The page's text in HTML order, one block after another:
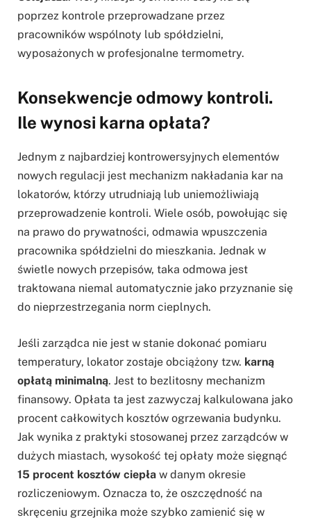
poprzez kontrole przeprowadzane przez
pracowników wspólnoty lub spółdzielni,
wyposażonych w profesjonalne termometry.
Konsekwencje odmowy kontroli.
Ile wynosi karna opłata?
Jednym z najbardziej kontrowersyjnych elementów
nowych regulacji jest mechanizm nakładania kar na
lokatorów, którzy utrudniają lub uniemożliwiają
przeprowadzenie kontroli. Wiele osób, powołując się
na prawo do prywatności, odmawia wpuszczenia
pracownika spółdzielni do mieszkania. Jednak w
świetle nowych przepisów, taka odmowa jest
traktowana niemal automatycznie jako przyznanie się
do nieprzestrzegania norm cieplnych.
Jeśli zarządca nie jest w stanie dokonać pomiaru
temperatury, lokator zostaje obciążony tzw. karną
opłatą minimalną. Jest to bezlitosny mechanizm
finansowy. Opłata ta jest zazwyczaj kalkulowana jako
procent całkowitych kosztów ogrzewania budynku.
Jak wynika z praktyki stosowanej przez zarządców w
dużych miastach, wysokość tej opłaty może sięgnąć
15 procent kosztów ciepła w danym okresie
rozliczeniowym. Oznacza to, że oszczędność na
skręceniu grzejnika może szybko zamienić się w